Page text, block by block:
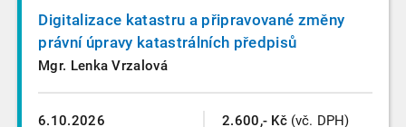
6.10.2026
Digitalizace katastru a připravované změny
právní úpravy katastrálních předpisů
Mgr. Lenka Vrzalová
2.600,- Kč (vč. DPH)